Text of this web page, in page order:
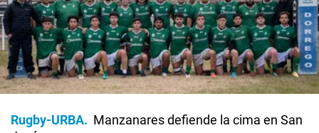
Rugby-URBA
Manzanares defiende la cima en San